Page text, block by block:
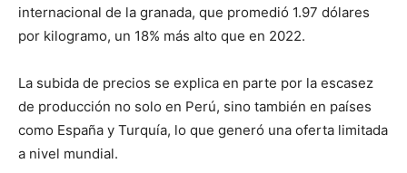
internacional de la granada, que promedió 1.97 dólares
por kilogramo, un 18% más alto que en 2022.
La subida de precios se explica en parte por la escasez
de producción no solo en Perú, sino también en países
como España y Turquía, lo que generó una oferta limitada
a nivel mundial.